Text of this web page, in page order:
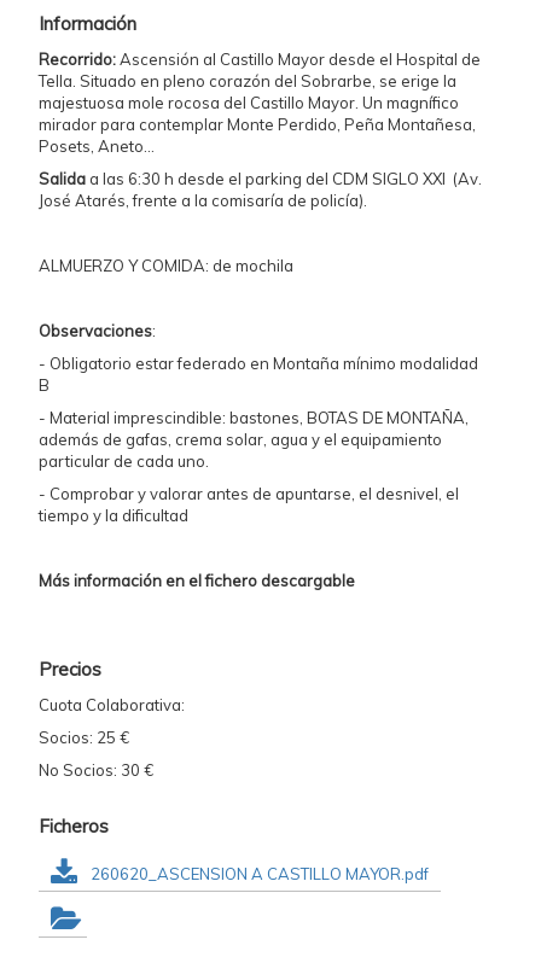
Información
Recorrido:Ascensión al Castillo Mayor desde el Hospital de
Tella. Situado en pleno corazón del Sobrarbe, se erige la
majestuosa mole rocosa del Castillo Mayor. Un magnífico
mirador para contemplar Monte Perdido, Peña Montañesa,
Posets, Aneto…
Salida a las 6:30 h desde el parking del CDM SIGLO XXI (Av.
José Atarés, frente a la comisaría de policía).
ALMUERZO Y COMIDA: de mochila
Observaciones:
- Obligatorio estar federado en Montaña mínimo modalidad
B
- Material imprescindible: bastones, BOTAS DE MONTAÑA,
además de gafas, crema solar, agua y el equipamiento
particular de cada uno.
- Comprobar y valorar antes de apuntarse, el desnivel, el
tiempo y la dificultad
Más información en el fichero descargable
Precios
Cuota Colaborativa:
Socios: 25 €
No Socios: 30 €
Ficheros
260620_ASCENSION A CASTILLO MAYOR.pdf